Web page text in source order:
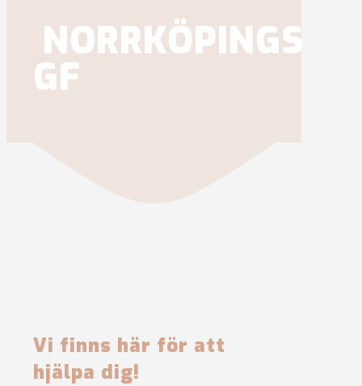
NORRKÖPINGS
GF
Vi finns här för att
hjälpa dig!